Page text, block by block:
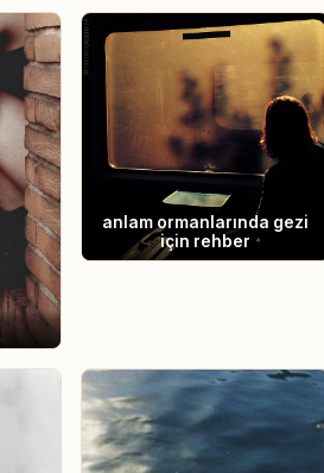
anlam ormanlarında gezi
için rehber